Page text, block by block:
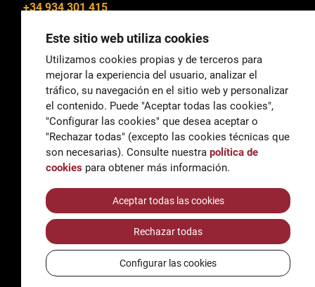
+34 934 301 415
General
correu@escoladeltreball.org
Información
informacio@escoladeltreball.org
Trámites de secretaría
AccessibilidadAviso legal y Política de Privacidad
Política de cookies
Créditos
Este sitio web utiliza cookies
Utilizamos cookies propias y de terceros para
mejorar la experiencia del usuario, analizar el
tráfico, su navegación en el sitio web y personalizar
el contenido. Puede "Aceptar todas las cookies",
"Configurar las cookies" que desea aceptar o
"Rechazar todas" (excepto las cookies técnicas que
son necesarias). Consulte nuestra política de
cookies para obtener más información.
Aceptar todas las cookies
Rechazar todas
Configurar las cookies